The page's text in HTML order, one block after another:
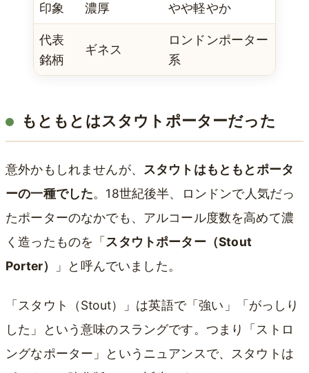
印象 濃厚 やや軽やか
代表
銘柄
ギネス
ロンドンポーター
系
もともとはスタウトポーターだった
意外かもしれませんが、 スタウトはもともとポータ
ーの一種でした。18世紀後半、ロンドンで人気だっ
たポーターのなかでも、アルコール度数を高めて濃
く造ったものを「スタウトポーター（Stout
Porter）
」と呼んでいました。
「スタウト（Stout）」は英語で「強い」「がっしり
した」という意味のスラングです。つまり「ストロ
ングなポーター」というニュアンスで、スタウトは